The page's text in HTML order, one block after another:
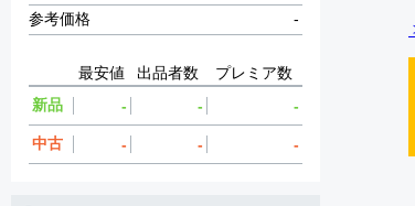
参考価格
-
最安値 出品者数
プレミア数
新品
- - -
中古 - - -